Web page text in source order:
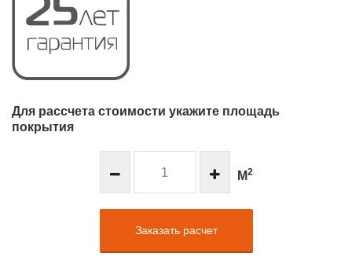
М2
Для рассчета стоимости укажите площадь
покрытия
Заказать расчет